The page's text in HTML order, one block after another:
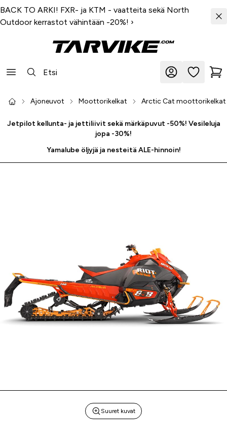
BACK TO ARKI! FXR- ja KTM - vaatteita sekä North
Outdoor kerrastot vähintään -20%! ›
Ajoneuvot Moottorikelkat Arctic Cat moottorikelkat
Jetpilot kellunta- ja jettiliivit sekä märkäpuvut -50%! Vesileluja
jopa -30%!
Yamalube öljyjä ja nesteitä ALE-hinnoin!
Suuret kuvat